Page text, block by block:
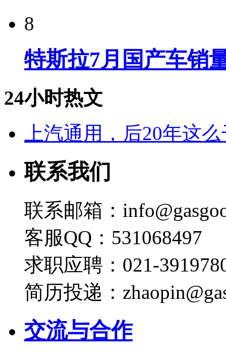
8
特斯拉7月国产车销
24小时热文
上汽通用，后20年这
联系我们
联系邮箱：
客服QQ：531068497
求职应聘：021-
简历投递：
交流与合作